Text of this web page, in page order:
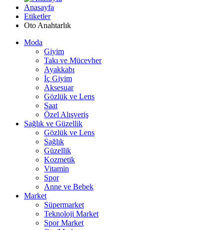
Anasayfa
Etiketler
Oto Anahtarlık
Moda
Giyim
Takı ve Mücevher
Ayakkabı
İç Giyim
Aksesuar
Gözlük ve Lens
Saat
Özel Alışveriş
Sağlık ve Güzellik
Gözlük ve Lens
Sağlık
Güzellik
Kozmetik
Vitamin
Spor
Anne ve Bebek
Market
Süpermarket
Teknoloji Market
Spor Market